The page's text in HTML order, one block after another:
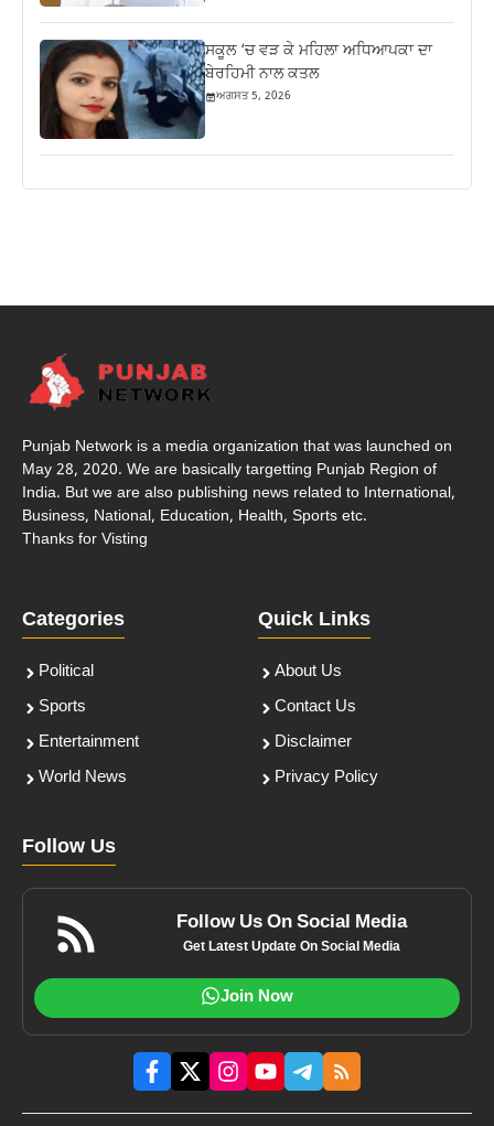
ਸਕੂਲ ‘ਚ ਵੜ ਕੇ ਮਹਿਲਾ ਅਧਿਆਪਕਾ ਦਾ
ਬੇਰਹਿਮੀ ਨਾਲ ਕਤਲ
ਅਗਸਤ 5, 2026
Punjab Network is a media organization that was launched on
May 28, 2020. We are basically targetting Punjab Region of
India. But we are also publishing news related to International,
Business, National, Education, Health, Sports etc.
Thanks for Visting
Categories
Political
Sports
Entertainment
World News
Quick Links
About Us
Contact Us
Disclaimer
Privacy Policy
Follow Us
Follow Us On Social Media
Get Latest Update On Social Media
Join Now